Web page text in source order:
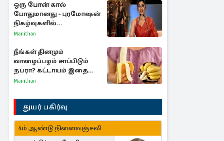
ஒரு போன் கால்
போதுமானது - புரமோஷன்
நிகழ்வுகளில்
பங்கேற்காதது குறித்து
Manithan
நீங்கள் தினமும்
வாழைப்பழம் சாப்பிடும்
நபரா? கட்டாயம் இதை
தெரிந்து கொள்ளுங்கள்
Manithan
துயர் பகிர்வு
4ம் ஆண்டு நினைவஞ்சலி